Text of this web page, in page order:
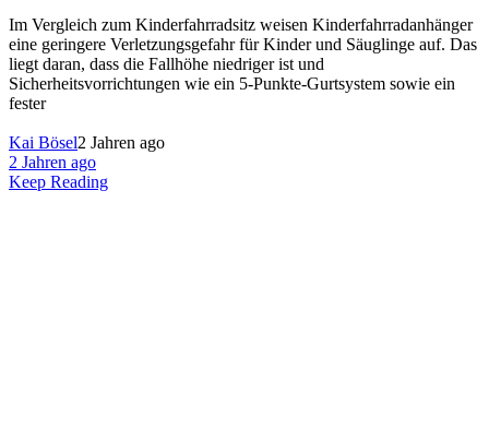
Im Vergleich zum Kinderfahrradsitz weisen Kinderfahrradanhänger
eine geringere Verletzungsgefahr für Kinder und Säuglinge auf. Das
liegt daran, dass die Fallhöhe niedriger ist und
Sicherheitsvorrichtungen wie ein 5-Punkte-Gurtsystem sowie ein
fester
Kai Bösel2 Jahren ago
2 Jahren ago
Keep Reading